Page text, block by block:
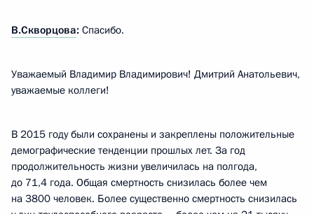
В.Скворцова: Спасибо.
Уважаемый Владимир Владимирович! Дмитрий Анатольевич,
уважаемые коллеги!
В 2015 году были сохранены и закреплены положительные
демографические тенденции прошлых лет. За год
продолжительность жизни увеличилась на полгода,
до 71,4 года. Общая смертность снизилась более чем
на 3800 человек. Более существенно смертность снизилась